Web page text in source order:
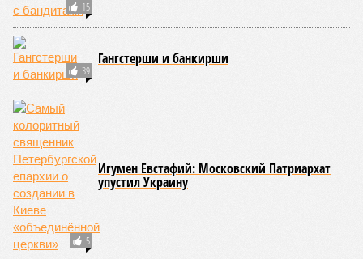
Поэтому задача отрасли – не искать виноватых, а
сокращать сроки отключений»,– резюмировала
Цыганкова. По ее словам, это возможно только за счет
проведения модернизации тепловых сетей и обновлению
существующей инфраструктуры.
Ранее в Госдуме отмечали, что в крупных городах России
летние отключения горячей воды частично могут исчезнуть
через 5–7 лет. Для полного отказа потребуются
десятилетия и замена 70–80% изношенных труб.
Напомним, вице-губернатор Северной столицы
Кропачев
заявил, что теплоснабжающим компаниям города
поставлена задача максимально сократить